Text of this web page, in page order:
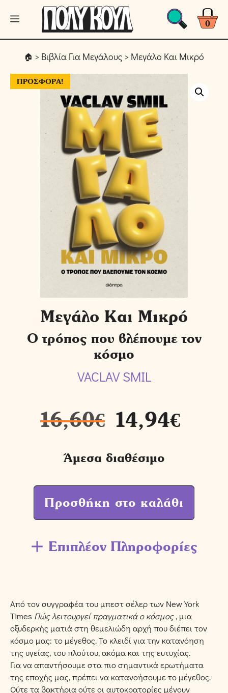
Μετάβαση
περιεχόμενο
0
Μενού
> Βιβλία Για Μεγάλους > Μεγάλο Και Μικρό
ΠΡΟΣΦΟΡΆ!
Μεγάλο Και Μικρό
Ο τρόπος που βλέπουμε τον
κόσμο
VACLAV SMIL
16,60€ 14,94€
Άμεσα διαθέσιμο
Προσθήκη στο καλάθι
Επιπλέον Πληροφορίες
Από τον συγγραφέα του μπεστ σέλερ των New York
Times Πώς λειτουργεί πραγματικά ο κόσμος, μια
οξυδερκής ματιά στη θεμελιώδη αρχή που διέπει τον
κόσμο μας: το μέγεθος. Το κλειδί για την κατανόηση
της υγείας, του πλούτου, ακόμα και της ευτυχίας.
Για να απαντήσουμε στα πιο σημαντικά ερωτήματα
της εποχής μας, πρέπει να κατανοήσουμε το μέγεθος.
Ούτε τα βακτήρια ούτε οι αυτοκρατορίες μένουν